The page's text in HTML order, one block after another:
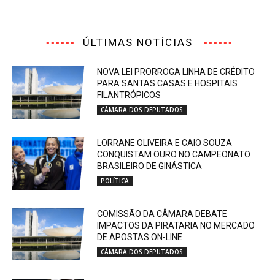
ÚLTIMAS NOTÍCIAS
NOVA LEI PRORROGA LINHA DE CRÉDITO
PARA SANTAS CASAS E HOSPITAIS
FILANTRÓPICOS
CÂMARA DOS DEPUTADOS
LORRANE OLIVEIRA E CAIO SOUZA
CONQUISTAM OURO NO CAMPEONATO
BRASILEIRO DE GINÁSTICA
POLÍTICA
COMISSÃO DA CÂMARA DEBATE
IMPACTOS DA PIRATARIA NO MERCADO
DE APOSTAS ON-LINE
CÂMARA DOS DEPUTADOS